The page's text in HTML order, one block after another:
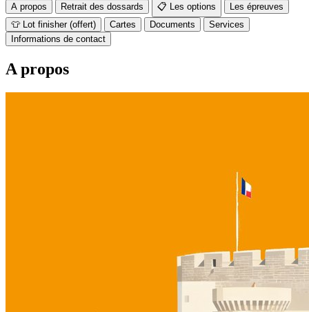
A propos Retrait des dossards 📋 Les options
Les épreuves
👕 Lot finisher (offert)
Cartes Documents
Services
Informations de contact
A propos